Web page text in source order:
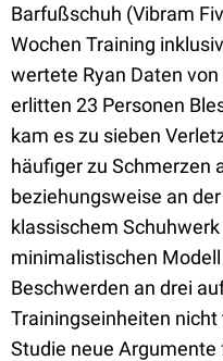
Barfußschuh (Vibram
Wochen Training
wertete Ryan Daten
erlitten 23 Personen
kam es zu sieben
häufiger zu Schmerzen
beziehungsweise an
klassischem
minimalistischen
Beschwerden an drei
Trainingseinheiten
Studie neue